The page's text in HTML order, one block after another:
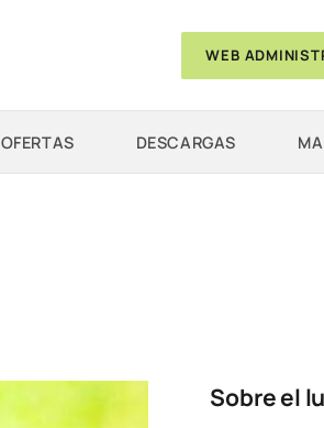
WEB
OFERTAS DESCARGAS
Sobre el